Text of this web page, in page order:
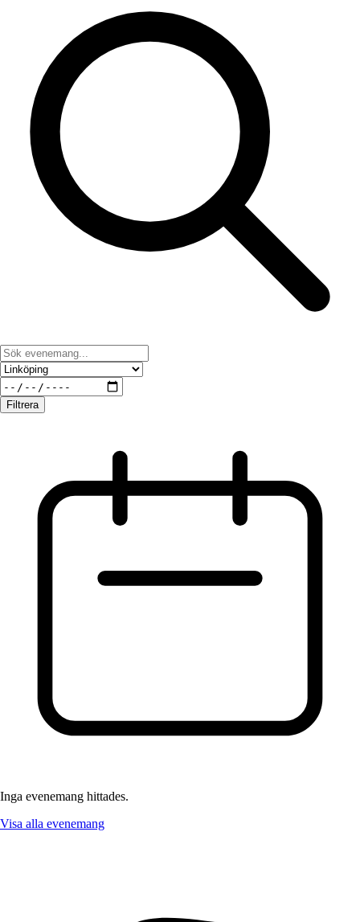
Filtrera
Inga evenemang hittades.
Visa alla evenemang